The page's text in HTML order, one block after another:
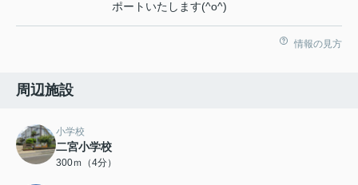
ポートいたします(^o^)
情報の見方
周辺施設
小学校
二宮小学校
300ｍ（4分）